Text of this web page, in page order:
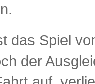
das Spiel
der